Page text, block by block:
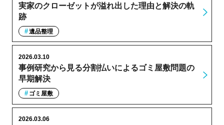
実家のクローゼットが溢れ出した理由と解決の軌
跡
遺品整理
事例研究から見る分割払いによるゴミ屋敷問題の
早期解決
2026.03.10
ゴミ屋敷
2026.03.06